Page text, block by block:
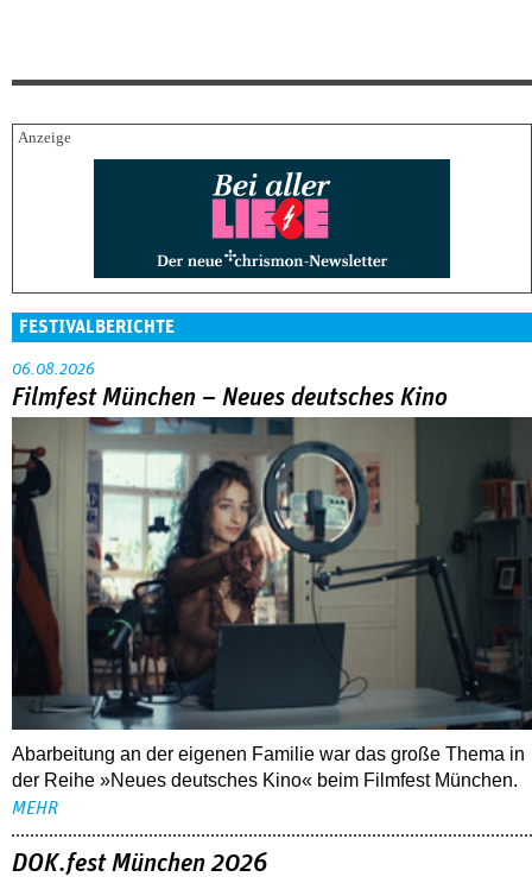
FESTIVALBERICHTE
06.08.2026
Filmfest München – Neues deutsches Kino
Abarbeitung an der eigenen Familie war das große Thema in
der Reihe »Neues deutsches Kino« beim Filmfest München.
MEHR
DOK.fest München 2026